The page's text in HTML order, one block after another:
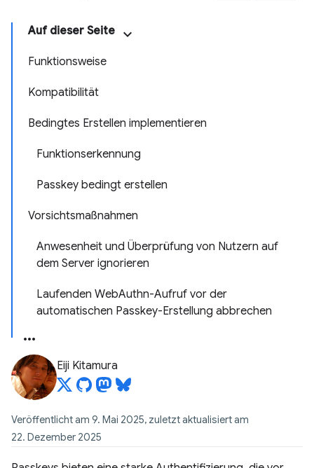
Auf dieser Seite
Funktionsweise
Kompatibilität
Bedingtes Erstellen implementieren
Funktionserkennung
Passkey bedingt erstellen
Vorsichtsmaßnahmen
Anwesenheit und Überprüfung von Nutzern auf
dem Server ignorieren
Laufenden WebAuthn-Aufruf vor der
automatischen Passkey-Erstellung abbrechen
Eiji Kitamura
Veröffentlicht am 9. Mai 2025, zuletzt aktualisiert am
22. Dezember 2025